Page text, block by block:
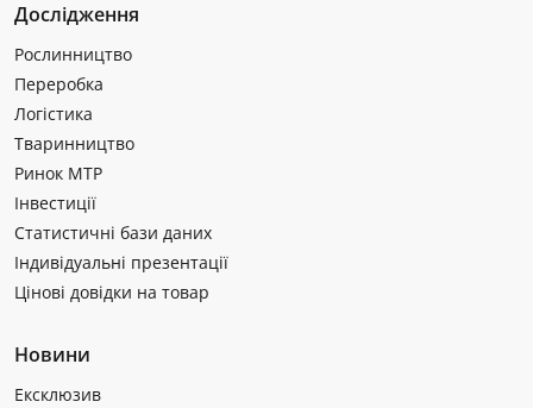
Дослідження
Рослинництво
Переробка
Логістика
Тваринництво
Ринок МТР
Інвестиції
Статистичні бази даних
Індивідуальні презентації
Цінові довідки на товар
Новини
Ексклюзив